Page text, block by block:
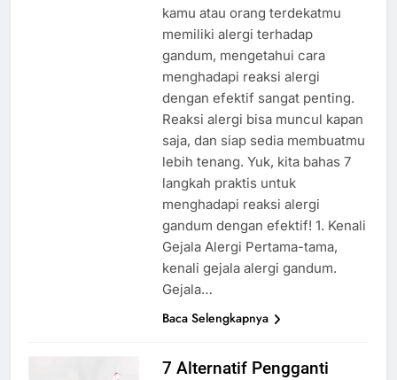
kamu atau orang terdekatmu
memiliki alergi terhadap
gandum, mengetahui cara
menghadapi reaksi alergi
dengan efektif sangat penting.
Reaksi alergi bisa muncul kapan
saja, dan siap sedia membuatmu
lebih tenang. Yuk, kita bahas 7
langkah praktis untuk
menghadapi reaksi alergi
gandum dengan efektif! 1. Kenali
Gejala Alergi Pertama-tama,
kenali gejala alergi gandum.
Gejala…
Baca Selengkapnya
7 Alternatif Pengganti